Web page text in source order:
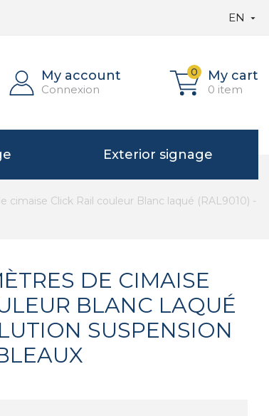
EN 
My account
Connexion
0 My cart
0 item
Exterior signage
cimaise Click Rail couleur Blanc laqué (RAL9010) -
DE CIMAISE
BLANC LAQUÉ
SUSPENSION